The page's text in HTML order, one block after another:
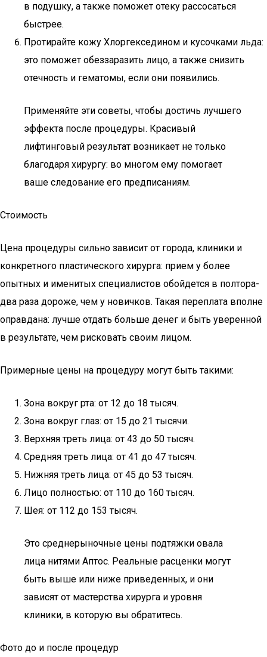
в подушку, а также поможет отеку рассосаться
быстрее.
Протирайте кожу Хлоргекседином и кусочками льда:
это поможет обеззаразить лицо, а также снизить
отечность и гематомы, если они появились.
Применяйте эти советы, чтобы достичь лучшего
эффекта после процедуры. Красивый
лифтинговый результат возникает не только
благодаря хирургу: во многом ему помогает
ваше следование его предписаниям.
Стоимость
Цена процедуры сильно зависит от города, клиники и
конкретного пластического хирурга: прием у более
опытных и именитых специалистов обойдется в полтора-
два раза дороже, чем у новичков. Такая переплата вполне
оправдана: лучше отдать больше денег и быть уверенной
в результате, чем рисковать своим лицом.
Примерные цены на процедуру могут быть такими:
Зона вокруг рта: от 12 до 18 тысяч.
Зона вокруг глаз: от 15 до 21 тысячи.
Верхняя треть лица: от 43 до 50 тысяч.
Средняя треть лица: от 41 до 47 тысяч.
Нижняя треть лица: от 45 до 53 тысяч.
Лицо полностью: от 110 до 160 тысяч.
Шея: от 112 до 153 тысяч.
Это среднерыночные цены подтяжки овала
лица нитями Аптос. Реальные расценки могут
быть выше или ниже приведенных, и они
зависят от мастерства хирурга и уровня
клиники, в которую вы обратитесь.
Фото до и после процедур